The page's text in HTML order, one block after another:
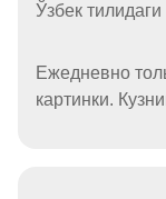
Ўзбек тилидаги
Ежедневно
картинки.